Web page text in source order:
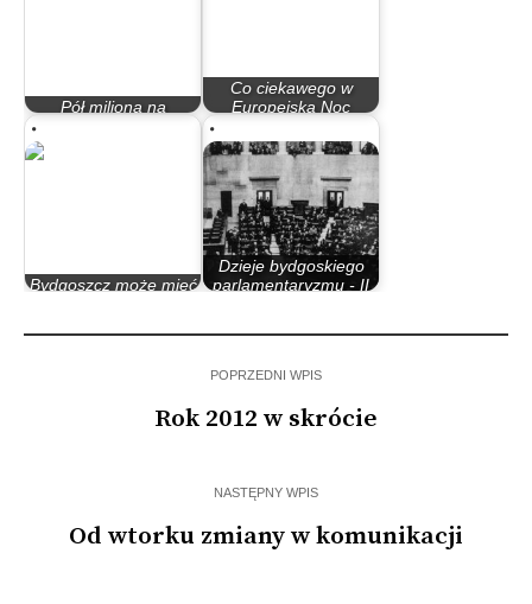
Pół miliona na
Co ciekawego w
Europejską Noc
Bydgoszcz może mieć
Dzieje bydgoskiego
parlamentaryzmu - II
POPRZEDNI WPIS
Rok 2012 w skrócie
NASTĘPNY WPIS
Od wtorku zmiany w komunikacji